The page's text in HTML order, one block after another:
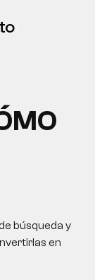
búsqueda y
en